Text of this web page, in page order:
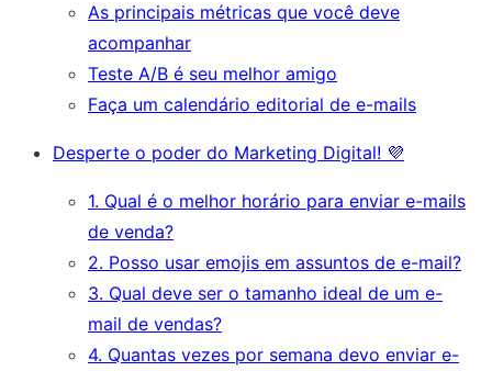
As principais métricas que você deve
acompanhar
Teste A/B é seu melhor amigo
Faça um calendário editorial de e-mails
Desperte o poder do Marketing Digital! 💜
1. Qual é o melhor horário para enviar e-mails
de venda?
2. Posso usar emojis em assuntos de e-mail?
3. Qual deve ser o tamanho ideal de um e-
mail de vendas?
4. Quantas vezes por semana devo enviar e-